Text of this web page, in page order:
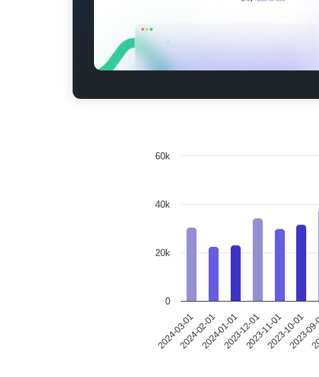
2024-03-012024-02-012024-01-012023-12-012023-11-012023-10-01
2023-
0
20k
40k
60k